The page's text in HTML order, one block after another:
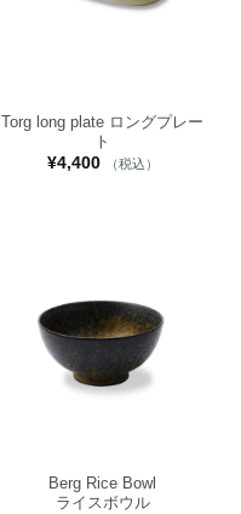
Torg long plate ロングプレー
ト
¥4,400 （税込）
Berg Rice Bowl
ライスボウル